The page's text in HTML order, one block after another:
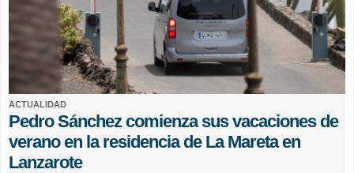
ACTUALIDAD
Pedro Sánchez comienza sus vacaciones de
verano en la residencia de La Mareta en
Lanzarote